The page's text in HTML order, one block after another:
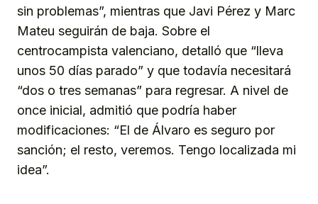
sin problemas”, mientras que Javi Pérez y Marc
Mateu seguirán de baja. Sobre el
centrocampista valenciano, detalló que “lleva
unos 50 días parado” y que todavía necesitará
“dos o tres semanas” para regresar. A nivel de
once inicial, admitió que podría haber
modificaciones: “El de Álvaro es seguro por
sanción; el resto, veremos. Tengo localizada mi
idea”.